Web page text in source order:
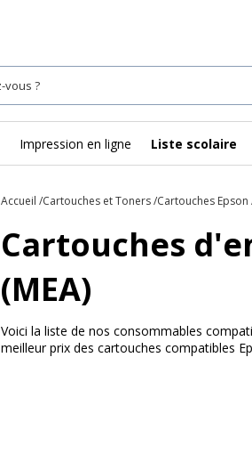
Impression en ligne Liste scolaire
Accueil Cartouches et Toners Cartouches Epson
Cartouches
(MEA)
Voici la liste de nos consommables
meilleur prix des cartouches compatibles